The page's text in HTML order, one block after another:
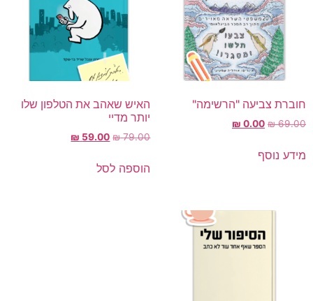
חוברת צביעה "הרשימה"
69.00
₪
0.00
₪
מידע נוסף
האיש שאהב את הטלפון שלו
יותר מדיי
79.00
₪
59.00
₪
הוספה לסל